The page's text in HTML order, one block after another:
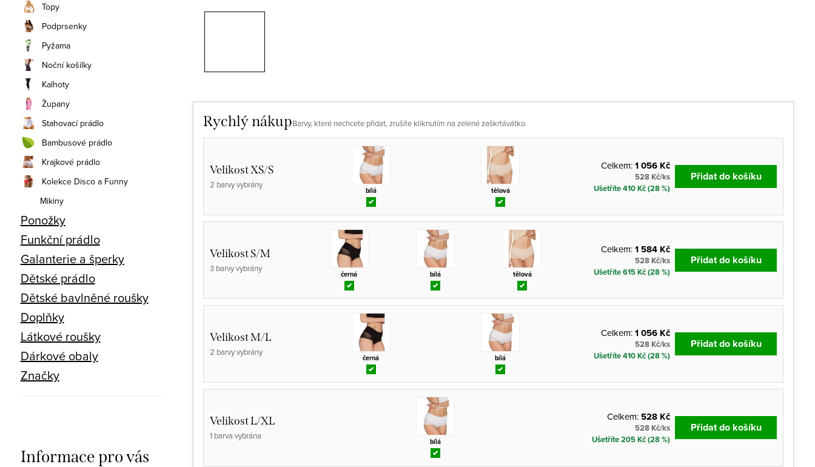
Topy
Podprsenky
Pyžama
Noční košilky
Kalhoty
Župany
Stahovací prádlo
Bambusové prádlo
Krajkové prádlo
Kolekce Disco a Funny
Mikiny
Ponožky
Funkční prádlo
Galanterie a šperky
Dětské prádlo
Dětské bavlněné roušky
Doplňky
Látkové roušky
Dárkové obaly
Značky
Informace pro vás
Rychlý nákupBarvy, které nechcete přidat, zrušíte kliknutím na zelené zaškrtávátko.
Velikost XS/S
2 barvy vybrány
bílá tělová
Celkem:1 056 Kč
528 Kč/ks
Ušetříte 410 Kč (28 %)
Přidat do košíku
Velikost S/M
3 barvy vybrány
černá bílá tělová
Celkem:1 584 Kč
528 Kč/ks
Ušetříte 615 Kč (28 %)
Přidat do košíku
Velikost M/L
2 barvy vybrány
černá bílá
Celkem:1 056 Kč
528 Kč/ks
Ušetříte 410 Kč (28 %)
Přidat do košíku
Velikost L/XL
1 barva vybrána
bílá
Celkem: 528 Kč
528 Kč/ks
Ušetříte 205 Kč (28 %)
Přidat do košíku